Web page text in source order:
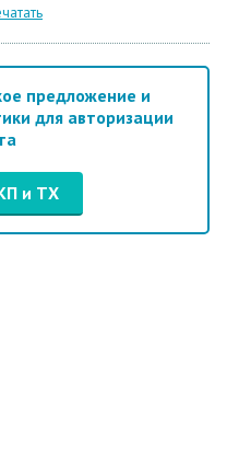
предложение и
для авторизации
и ТХ